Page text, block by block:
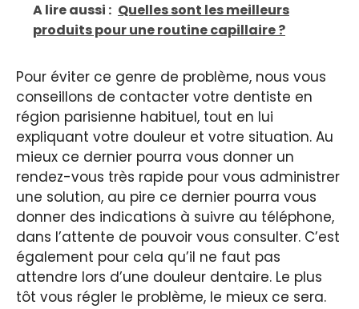
A lire aussi : Quelles sont les meilleurs
produits pour une routine capillaire ?
Pour éviter ce genre de problème, nous vous
conseillons de contacter votre dentiste en
région parisienne habituel, tout en lui
expliquant votre douleur et votre situation. Au
mieux ce dernier pourra vous donner un
rendez-vous très rapide pour vous administrer
une solution, au pire ce dernier pourra vous
donner des indications à suivre au téléphone,
dans l’attente de pouvoir vous consulter. C’est
également pour cela qu’il ne faut pas
attendre lors d’une douleur dentaire. Le plus
tôt vous régler le problème, le mieux ce sera.